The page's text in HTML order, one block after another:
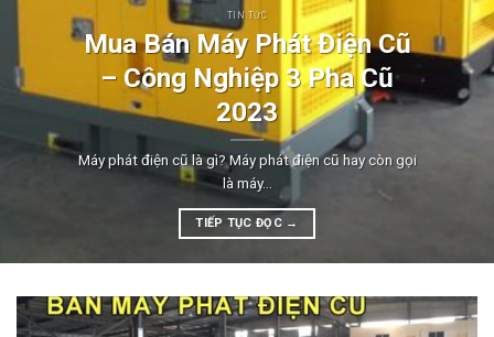
TIN TỨC
Mua Bán Máy Phát Điện Cũ
– Công Nghiệp 3 Pha Cũ
2023
Máy phát điện cũ là gì? Máy phát điện cũ hay còn gọi
là máy...
TIẾP TỤC ĐỌC →